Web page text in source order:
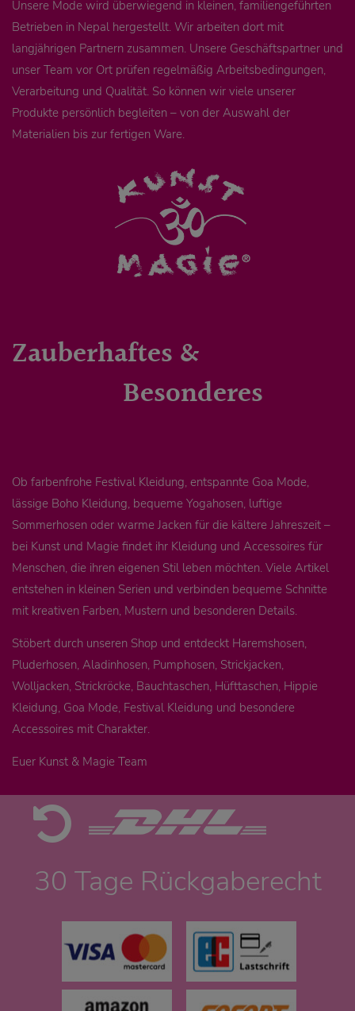
Unsere Mode wird überwiegend in kleinen, familiengeführten
Betrieben in Nepal hergestellt. Wir arbeiten dort mit
langjährigen Partnern zusammen. Unsere Geschäftspartner und
unser Team vor Ort prüfen regelmäßig Arbeitsbedingungen,
Verarbeitung und Qualität. So können wir viele unserer
Produkte persönlich begleiten – von der Auswahl der
Materialien bis zur fertigen Ware.
Zauberhaftes &
Besonderes
Ob farbenfrohe Festival Kleidung, entspannte Goa Mode,
lässige Boho Kleidung, bequeme Yogahosen, luftige
Sommerhosen oder warme Jacken für die kältere Jahreszeit –
bei Kunst und Magie findet ihr Kleidung und Accessoires für
Menschen, die ihren eigenen Stil leben möchten. Viele Artikel
entstehen in kleinen Serien und verbinden bequeme Schnitte
mit kreativen Farben, Mustern und besonderen Details.
Stöbert durch unseren Shop und entdeckt Haremshosen,
Pluderhosen, Aladinhosen, Pumphosen, Strickjacken,
Wolljacken, Strickröcke, Bauchtaschen, Hüfttaschen, Hippie
Kleidung, Goa Mode, Festival Kleidung und besondere
Accessoires mit Charakter.
Euer Kunst & Magie Team
30 Tage Rückgaberecht